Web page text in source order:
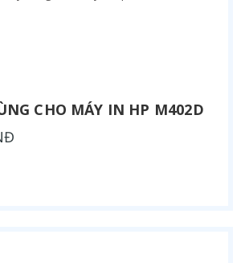
CHO MÁY IN HP M402D